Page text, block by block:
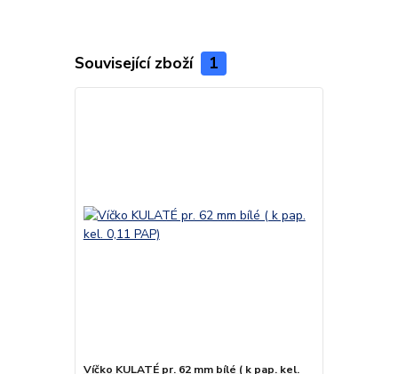
Související zboží 1
Víčko KULATÉ pr. 62 mm bílé ( k pap. kel.